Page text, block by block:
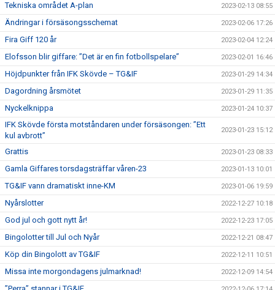
Tekniska området A-plan 2023-02-13 08:55
Ändringar i försäsongsschemat 2023-02-06 17:26
Fira Giff 120 år 2023-02-04 12:24
Elofsson blir giffare: ”Det är en fin fotbollspelare” 2023-02-01 16:46
Höjdpunkter från IFK Skövde – TG&IF 2023-01-29 14:34
Dagordning årsmötet 2023-01-29 11:35
Nyckelknippa 2023-01-24 10:37
IFK Skövde första motståndaren under försäsongen: ”Ett
kul avbrott”
2023-01-23 15:12
Grattis 2023-01-23 08:33
Gamla Giffares torsdagsträffar våren-23 2023-01-13 10:01
TG&IF vann dramatiskt inne-KM 2023-01-06 19:59
Nyårslotter 2022-12-27 10:18
God jul och gott nytt år! 2022-12-23 17:05
Bingolotter till Jul och Nyår 2022-12-21 08:47
Köp din Bingolott av TG&IF 2022-12-11 10:51
Missa inte morgondagens julmarknad! 2022-12-09 14:54